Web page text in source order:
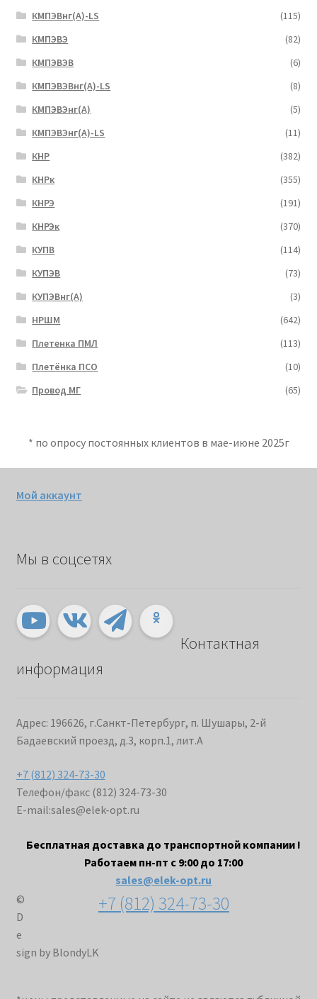
КМПЭВнг(А)-LS
(115)
КМПЭВЭ
(82)
КМПЭВЭВ
(6)
КМПЭВЭВнг(А)-LS
(8)
КМПЭВЭнг(А)
(5)
КМПЭВЭнг(А)-LS
(11)
КНР
(382)
КНРк
(355)
КНРЭ
(191)
КНРЭк
(370)
КУПВ
(114)
КУПЭВ
(73)
КУПЭВнг(А)
(3)
НРШМ
(642)
Плетенка ПМЛ
(113)
Плетёнка ПСО
(10)
Провод МГ
(65)
* по опросу постоянных клиентов в мае-июне 2025г
Мой аккаунт
Мы в соцсетях
Контактная
информация
Адрес: 196626, г.Санкт-Петербург, п. Шушары, 2-й
Бадаевский проезд, д.3, корп.1, лит.А
+7 (812) 324-73-30
Телефон/факс (812) 324-73-30
E-mail:sales@elek-opt.ru
Бесплатная доставка до транспортной компании !
Работаем пн-пт с 9:00 до 17:00
sales@elek-opt.ru
+7 (812) 324-73-30
©
D
e
sign by BlondyLK